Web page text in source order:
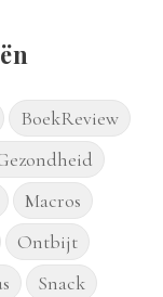
BoekReview
Macros
Ontbijt
Snack